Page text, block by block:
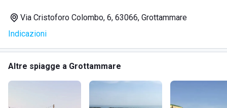
Via Cristoforo Colombo, 6, 63066, Grottammare
Indicazioni
Altre spiagge a Grottammare